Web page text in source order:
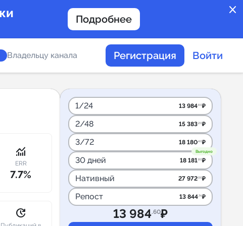
close
Подробнее
каналов в
Владельцу канала Регистрация Войти
monitoring
ERR
7.7%
update
1/24 13 984.60₽
2/48 15 383.20₽
3/72 18 180.40₽
Выгодно
30 дней 18 181.80₽
Нативный 27 972.00₽
Репост 13 844.74₽
13 984.60₽